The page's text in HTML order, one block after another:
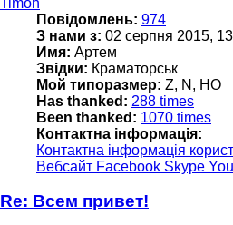
Повідомлень: 974
З нами з: 02 серпня 2015,
Имя: Артем
Звідки: Краматорськ
Мой типоразмер: Z, N, HO
Has thanked: 288 times
Been thanked: 1070 times
Контактна інформація:
Контактна інформація
Вебсайт Facebook Skype
Re: Всем привет!